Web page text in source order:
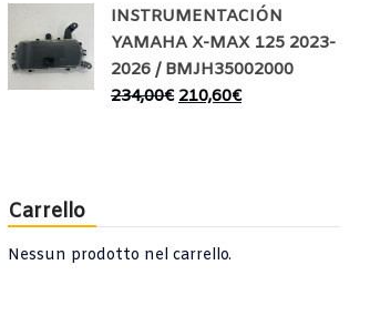
INSTRUMENTACIÓN
YAMAHA X-MAX 125 2023-
2026 / BMJH35002000
234,00€ 210,60€
Carrello
Nessun prodotto nel carrello.